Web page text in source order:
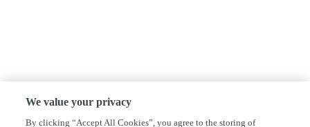
We value your privacy
By clicking “Accept All Cookies”, you agree to the storing of